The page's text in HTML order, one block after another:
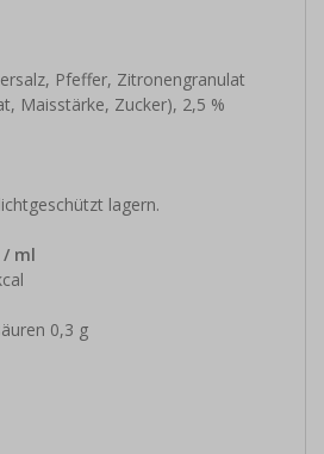
Pfeffer, Zitronengranulat
Maisstärke, Zucker), 2,5 %
lagern.
/ ml
0,3 g